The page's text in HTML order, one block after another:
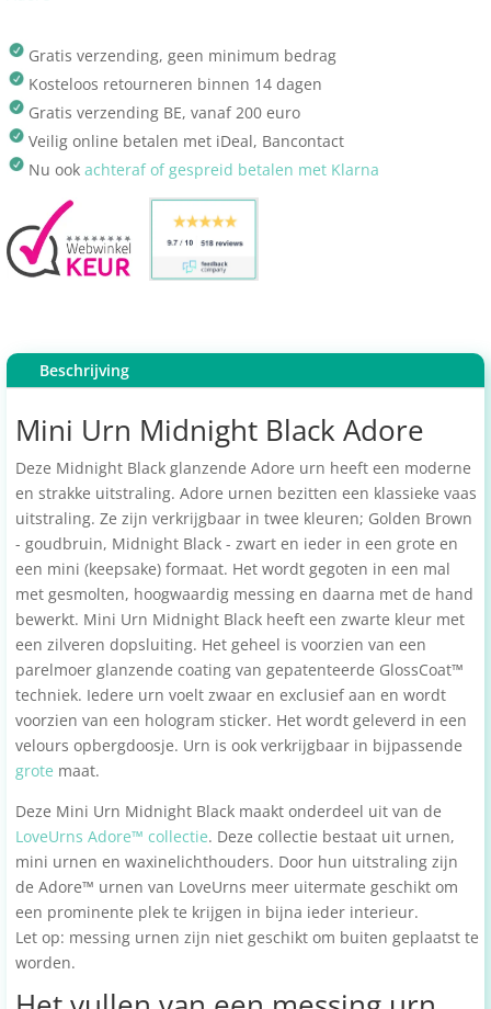
Gratis verzending, geen minimum bedrag
Kosteloos retourneren binnen 14 dagen
Gratis verzending BE, vanaf 200 euro
Veilig online betalen met iDeal, Bancontact
Nu ook achteraf of gespreid betalen met Klarna
Beschrijving
Mini Urn Midnight Black Adore
Deze Midnight Black glanzende Adore urn heeft een moderne
en strakke uitstraling. Adore urnen bezitten een klassieke vaas
uitstraling. Ze zijn verkrijgbaar in twee kleuren; Golden Brown
- goudbruin, Midnight Black - zwart en ieder in een grote en
een mini (keepsake) formaat. Het wordt gegoten in een mal
met gesmolten, hoogwaardig messing en daarna met de hand
bewerkt. Mini Urn Midnight Black heeft een zwarte kleur met
een zilveren dopsluiting. Het geheel is voorzien van een
parelmoer glanzende coating van gepatenteerde GlossCoat™
techniek. Iedere urn voelt zwaar en exclusief aan en wordt
voorzien van een hologram sticker. Het wordt geleverd in een
velours opbergdoosje. Urn is ook verkrijgbaar in bijpassende
grote maat.
Deze Mini Urn Midnight Black maakt onderdeel uit van de
LoveUrns Adore™ collectie. Deze collectie bestaat uit urnen,
mini urnen en waxinelichthouders. Door hun uitstraling zijn
de Adore™ urnen van LoveUrns meer uitermate geschikt om
een prominente plek te krijgen in bijna ieder interieur.
Let op: messing urnen zijn niet geschikt om buiten geplaatst te
worden.